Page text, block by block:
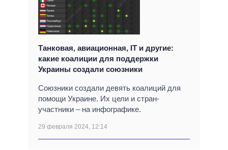
Танковая, авиационная, IT и другие:
какие коалиции для поддержки
Украины создали союзники
Союзники создали девять коалиций для
помощи Украине. Их цели и стран-
участники – на инфографике.
29 февраля 2024, 12:14